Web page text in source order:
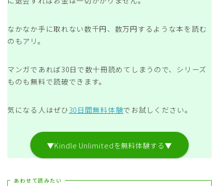
なかなか手に取れない数千円、数万円するような本を読む
のもアリ。
マンガであれば30日で数十冊読めてしまうので、シリーズ
ものも無料で読破できます。
気になる人はぜひ30日間無料体験でお試しください。
▼Kindle Unlimitedを無料体験する▼
あわせて読みたい